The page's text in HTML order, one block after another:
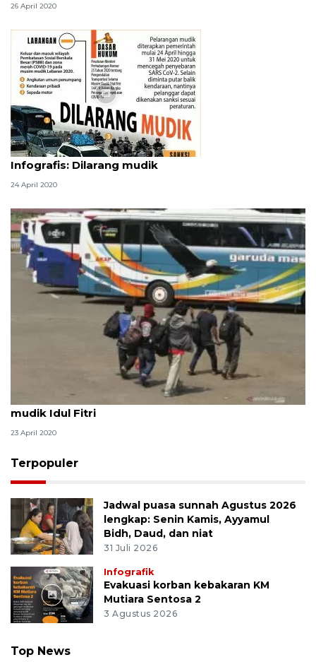
26 April 2020
Infografik
Infografis: Dilarang mudik
24 April 2020
Kemenhub terbitkan PM 25/2020 terkait larangan
mudik Idul Fitri
23 April 2020
Terpopuler
Jadwal puasa sunnah Agustus 2026
lengkap: Senin Kamis, Ayyamul
Bidh, Daud, dan niat
31 Juli 2026
Infografik
Evakuasi korban kebakaran KM
Mutiara Sentosa 2
3 Agustus 2026
Top News